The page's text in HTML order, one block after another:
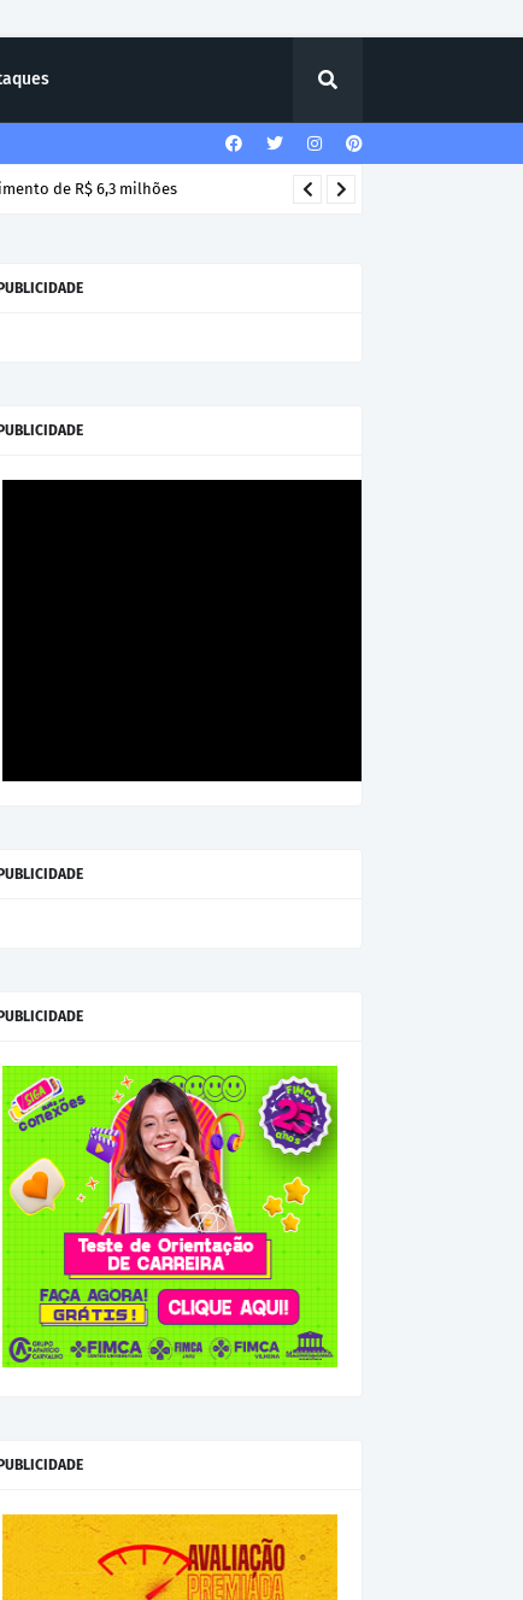
de R$ 6,3 milhões
PUBLICIDADE
PUBLICIDADE
PUBLICIDADE
PUBLICIDADE
PUBLICIDADE